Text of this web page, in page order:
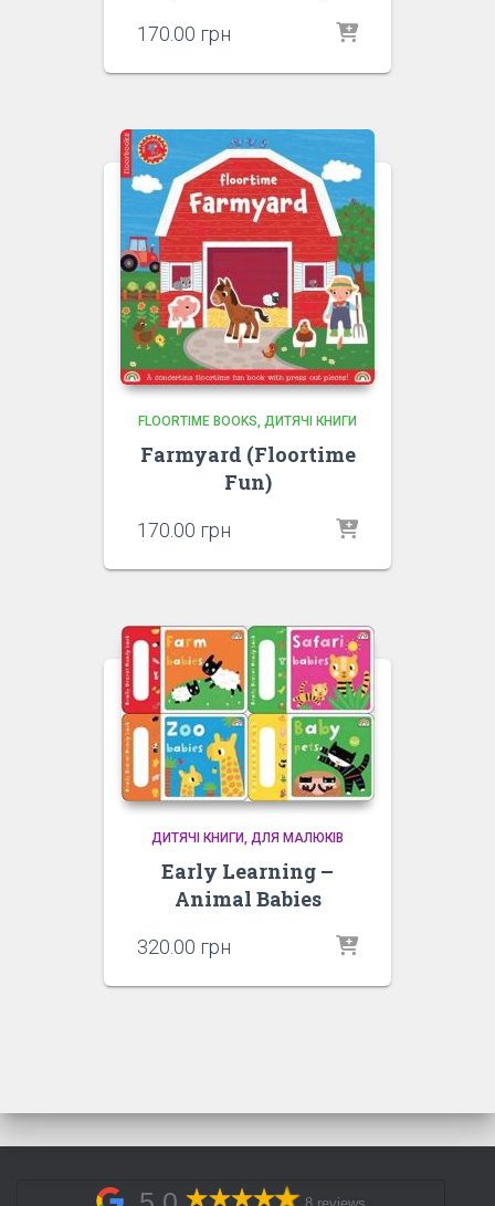
170.00 грн
FLOORTIME BOOKS ДИТЯЧІ КНИГИ
Farmyard (Floortime
Fun)
170.00 грн
ДИТЯЧІ КНИГИ ДЛЯ МАЛЮКІВ
Early Learning –
Animal Babies
320.00 грн